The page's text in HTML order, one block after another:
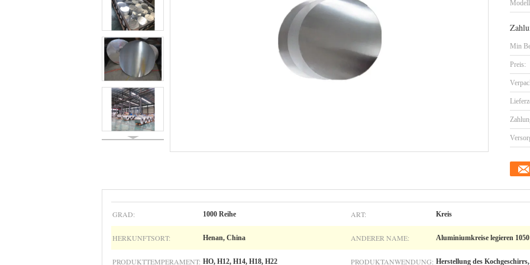
Min
Preis:
GRAD: 1000 Reihe ART: Kreis
HERKUNFTSORT: Henan, China ANDERER NAME: Aluminiumkreise legieren 1050
PRODUKTTEMPERAMENT: HO, H12, H14, H18, H22 PRODUKTANWENDUNG: Herstellung des